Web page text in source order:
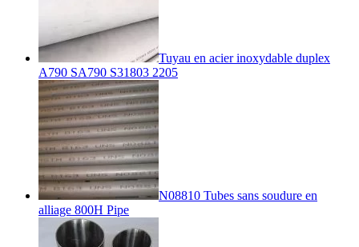
Tuyau en acier inoxydable duplex
A790 SA790 S31803 2205
N08810 Tubes sans soudure en
alliage 800H Pipe